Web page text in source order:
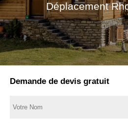
Déplacement
Demande de devis gratuit